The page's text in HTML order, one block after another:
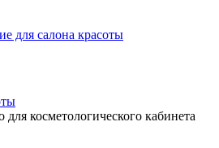
для салона красоты
для косметологического кабинета